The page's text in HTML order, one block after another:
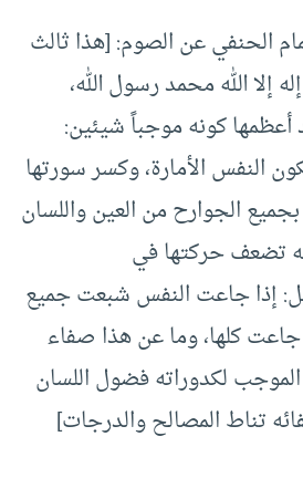
الحنفي عن الصوم: [هذا ثالث
إلا الله محمد رسول الله،
كونه موجباً شيئين:
النفس الأمارة، وكسر سورتها
الجوارح من العين واللسان
تضعف حركتها في
إذا جاعت النفس شبعت جميع
كلها، وما عن هذا صفاء
لكدوراته فضول اللسان
تناط المصالح والدرجات]